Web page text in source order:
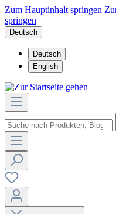
Zum Hauptinhalt springen
springen
Deutsch
Deutsch
English